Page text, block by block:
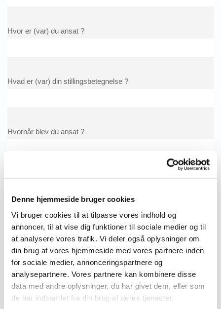
Denne hjemmeside bruger cookies
Vi bruger cookies til at tilpasse vores indhold og
annoncer, til at vise dig funktioner til sociale medier og til
at analysere vores trafik. Vi deler også oplysninger om
din brug af vores hjemmeside med vores partnere inden
for sociale medier, annonceringspartnere og
analysepartnere. Vores partnere kan kombinere disse
data med andre oplysninger, du har givet dem, eller som
de har indsamlet fra din brug af deres tjenester.
Hvor er (var) du ansat ?
Hvad er (var) din stillingsbetegnelse ?
Hvornår blev du ansat ?
Ja
Nej
Ja - mere end 1 mdr. efter jeg begyndte på arbejdet
Er der fejl i din ansættelseskontrakt ? (f.eks. timeløn,
månedsløn eller antal arbejdstimer, står der ikke i kontrakten)
Ja
Nej